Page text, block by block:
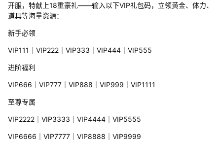
开服，特献上18重豪礼——输入以下VIP礼包码，立领黄金、体力、
道具等海量资源：
新手必领
VIP111｜VIP222｜VIP333｜VIP444｜VIP555
进阶福利
VIP666｜VIP777｜VIP888｜VIP999｜VIP1111
至尊专属
VIP2222｜VIP3333｜VIP4444｜VIP5555
VIP6666｜VIP7777｜VIP8888｜VIP9999